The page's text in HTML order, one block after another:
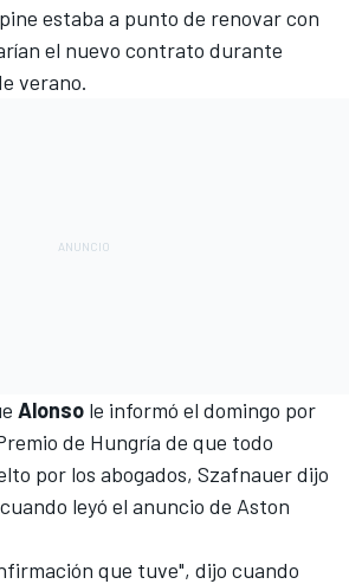
estaba a punto de renovar con
el nuevo contrato durante
verano.
Alonso le informó el domingo por
de Hungría de que todo
por los abogados, Szafnauer dijo
leyó el anuncio de Aston
que tuve", dijo cuando